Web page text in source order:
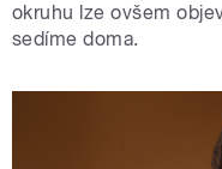
okruhu lze ovšem
sedíme doma.